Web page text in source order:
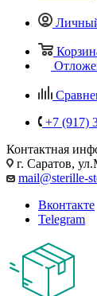
+7 (917)
Контактная
г. Саратов,
mail@sterille-
Вконтакте
Telegram